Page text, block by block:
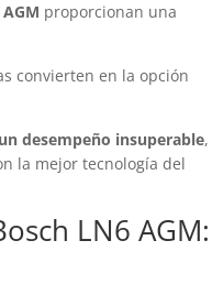
proporcionan una
convierten en la opción
desempeño insuperable,
la mejor tecnología del
LN6 AGM: